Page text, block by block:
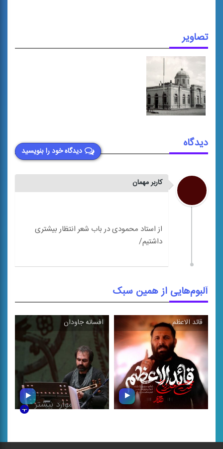
تصاویر
دیدگاه خود را بنویسید
دیدگاه
کاربر مهمان
از استاد محمودی در باب شعر انتظار بیشتری
آلبوم‌هایی از همین سبک
قائد الاعظم\ افسانه جاودان
موارد بیشتر